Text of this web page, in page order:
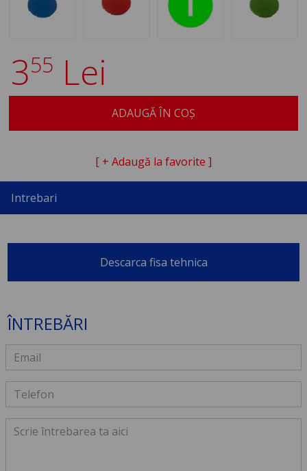
355 Lei
ADAUGĂ ÎN COȘ
[ + Adaugă la favorite ]
Intrebari
Descarca fisa tehnica
ÎNTREBĂRI